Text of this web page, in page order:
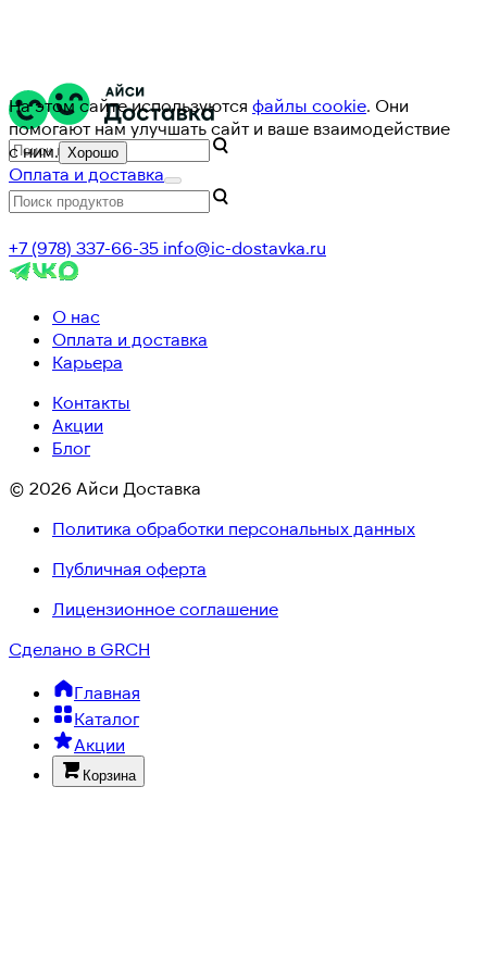
На этом сайте используются файлы cookie. Они
помогают нам улучшать сайт и ваше взаимодействие
с ним. Хорошо
Оплата и доставка
+7 (978) 337-66-35 info@ic-dostavka.ru
О нас
Оплата и доставка
Карьера
Контакты
Акции
Блог
© 2026 Айси Доставка
Политика обработки персональных данных
Публичная оферта
Лицензионное соглашение
Сделано в GRCH
Главная
Каталог
Акции
Корзина